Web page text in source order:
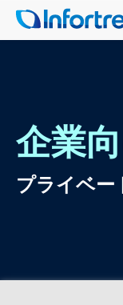
企業
プライベー